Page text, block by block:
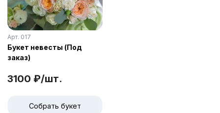
Арт. 017
Букет невесты (Под
заказ)
3100 ₽/шт.
Собрать букет